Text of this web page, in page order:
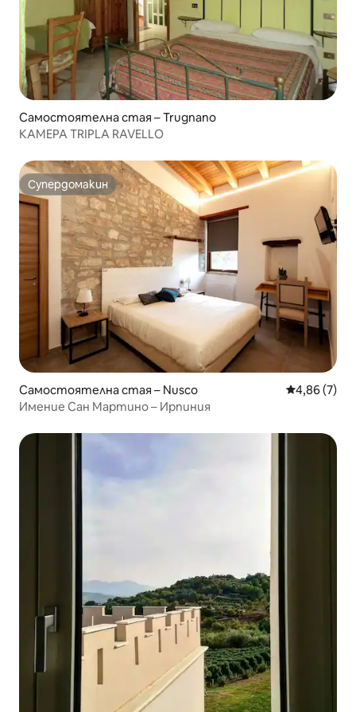
Самостоятелна стая – Trugnano
КАМЕРА TRIPLA RAVELLO
Супердомакин
Супердомакин
Самостоятелна стая – Nusco Средна
4,86 (7)
Имение Сан Мартино – Ирпиния